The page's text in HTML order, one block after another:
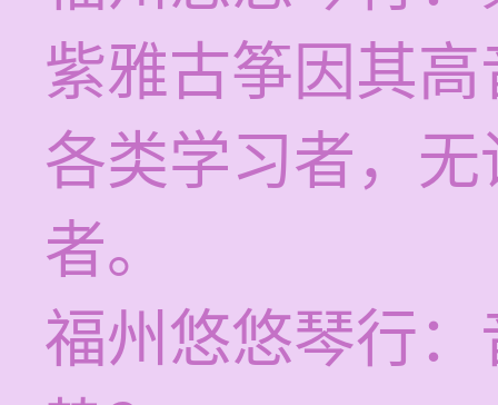
紫雅古筝因其
各类学习者，
者。
福州悠悠琴行